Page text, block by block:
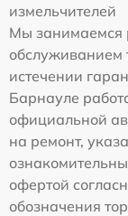
измельчителей
Мы занимаемся
обслуживанием
истечении
Барнауле
официальной
на ремонт,
офертой
обозначения